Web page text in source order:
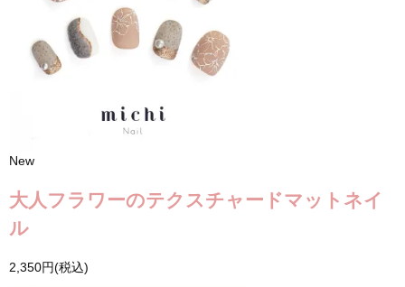
New
大人フラワーのテクスチャードマットネイ
ル
2,350円(税込)